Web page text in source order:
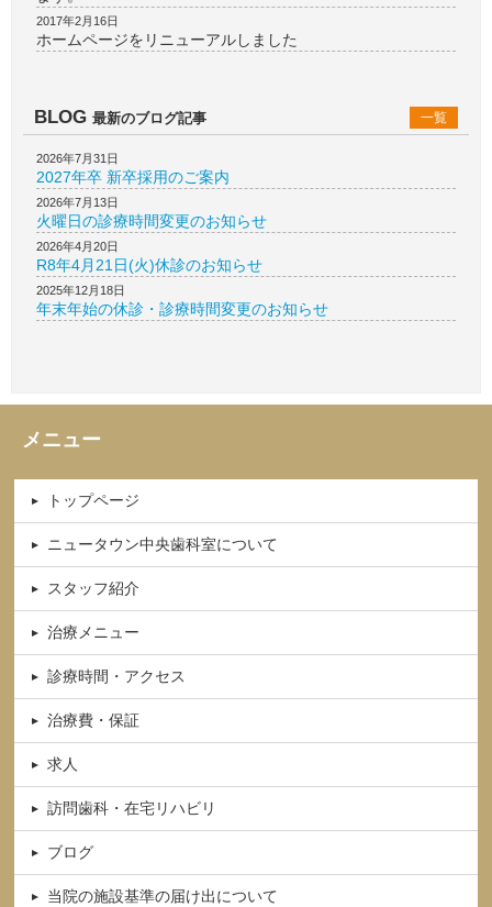
2017年2月16日
ホームページをリニューアルしました
BLOG 最新のブログ記事 一覧
2026年7月31日
2027年卒 新卒採用のご案内
2026年7月13日
火曜日の診療時間変更のお知らせ
2026年4月20日
R8年4月21日(火)休診のお知らせ
2025年12月18日
年末年始の休診・診療時間変更のお知らせ
メニュー
トップページ
ニュータウン中央歯科室について
スタッフ紹介
治療メニュー
診療時間・アクセス
治療費・保証
求人
訪問歯科・在宅リハビリ
ブログ
当院の施設基準の届け出について